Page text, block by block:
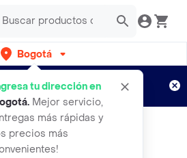
Bogotá
tu dirección en
. Mejor servicio,
más rápidas y
precios más
por semanas
Aplican TyC
Amermelado